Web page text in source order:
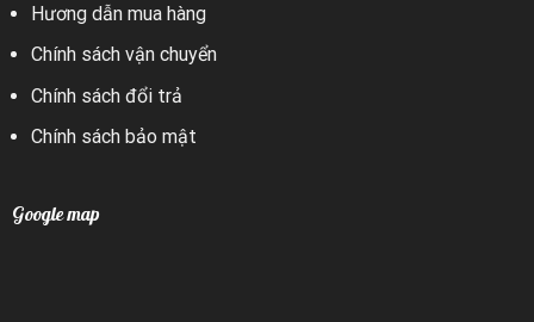
Hương dẫn mua hàng
Chính sách vận chuyển
Chính sách đổi trả
Chính sách bảo mật
Google map